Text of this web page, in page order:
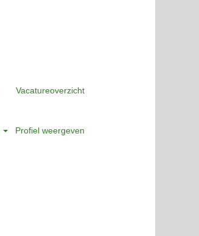
Vacatureoverzicht
Profiel weergeven